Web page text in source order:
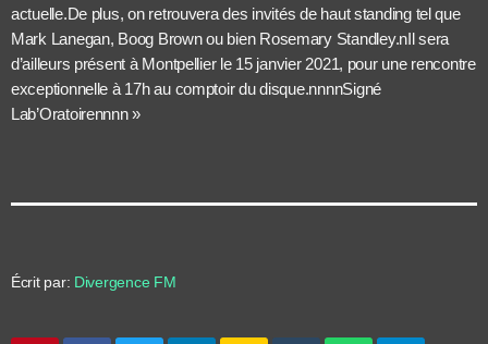
actuelle.De plus, on retrouvera des invités de haut standing tel que
Mark Lanegan, Boog Brown ou bien Rosemary Standley.nIl sera
d’ailleurs présent à Montpellier le 15 janvier 2021, pour une rencontre
exceptionnelle à 17h au comptoir du disque.nnnnSigné
Lab’Oratoirennnn »
Écrit par: Divergence FM